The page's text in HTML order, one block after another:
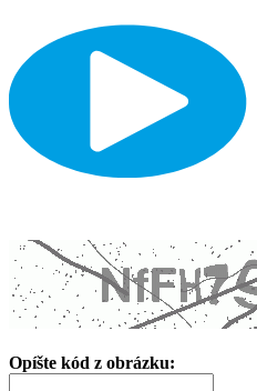
Opíšte kód z obrázku: